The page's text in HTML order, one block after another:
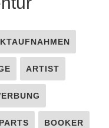
ARTIST
BOOKER